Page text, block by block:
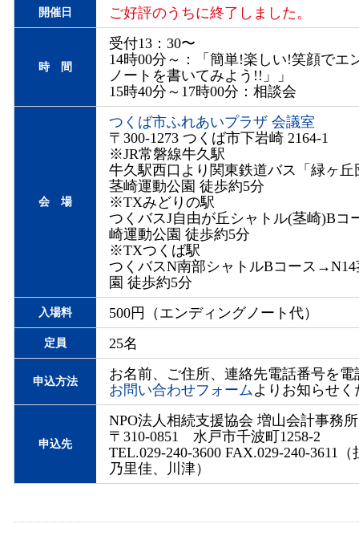
開催日 ご好評のうちに終了しました。
時 間
受付13：30〜
14時00分～：「簡単!楽しい!笑顔でエ
ノートを書いてみよう!!」」
15時40分～17時00分：相談会
会 場
つくば市ふれあいプラザ 会議室
〒300-1273 つくば市下岩崎 2164-1
※JR常磐線牛久駅
牛久駅西口より関東鉄道バス「緑ヶ
茎崎運動公園 徒歩約5分
※TXみどりの駅
つくバスJ自由が丘シャトル(茎崎)Bコ
崎運動公園 徒歩約5分
※TXつくば駅
つくバスN南部シャトルBコース→N14
園 徒歩約5分
入場料 500円（エンディングノート代）
定員 25名
申込方法
お名前、ご住所、連絡先電話番号を電
お問い合わせフォームよりお知らせく
申込先
NPO法人相続支援協会 増山会計事務所
〒310-0851 水戸市千波町1258-2
TEL.029-240-3600 FAX.029-240-3611
乃里佳、川津）